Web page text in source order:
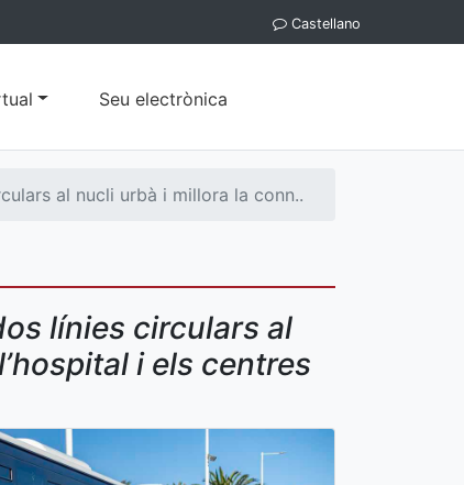
Castellano
Seu electrònica
al nucli urbà i millora la conn..
línies circulars al
i els centres